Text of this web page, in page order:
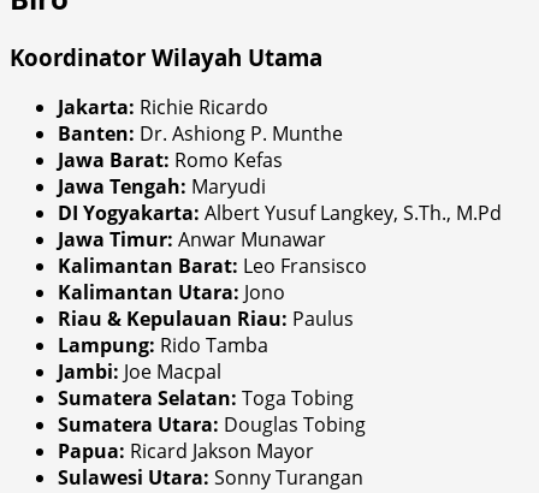
Koordinator Wilayah Utama
Jakarta: Richie Ricardo
Banten: Dr. Ashiong P. Munthe
Jawa Barat: Romo Kefas
Jawa Tengah: Maryudi
DI Yogyakarta: Albert Yusuf Langkey, S.Th., M.Pd
Jawa Timur: Anwar Munawar
Kalimantan Barat: Leo Fransisco
Kalimantan Utara: Jono
Riau & Kepulauan Riau: Paulus
Lampung: Rido Tamba
Jambi: Joe Macpal
Sumatera Selatan: Toga Tobing
Sumatera Utara: Douglas Tobing
Papua: Ricard Jakson Mayor
Sulawesi Utara: Sonny Turangan